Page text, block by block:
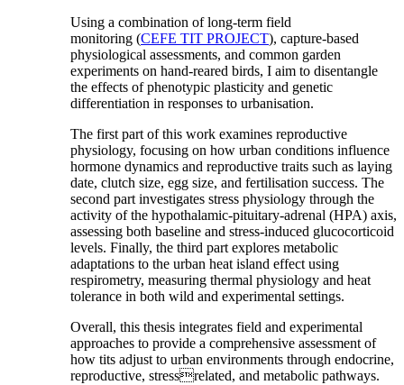
Using a combination of long-term field
monitoring (CEFE TIT PROJECT), capture-based
physiological assessments, and common garden
experiments on hand-reared birds, I aim to disentangle
the effects of phenotypic plasticity and genetic
differentiation in responses to urbanisation.
The first part of this work examines reproductive
physiology, focusing on how urban conditions influence
hormone dynamics and reproductive traits such as laying
date, clutch size, egg size, and fertilisation success. The
second part investigates stress physiology through the
activity of the hypothalamic-pituitary-adrenal (HPA) axis,
assessing both baseline and stress-induced glucocorticoid
levels. Finally, the third part explores metabolic
adaptations to the urban heat island effect using
respirometry, measuring thermal physiology and heat
tolerance in both wild and experimental settings.
Overall, this thesis integrates field and experimental
approaches to provide a comprehensive assessment of
how tits adjust to urban environments through endocrine,
reproductive, stressrelated, and metabolic pathways.